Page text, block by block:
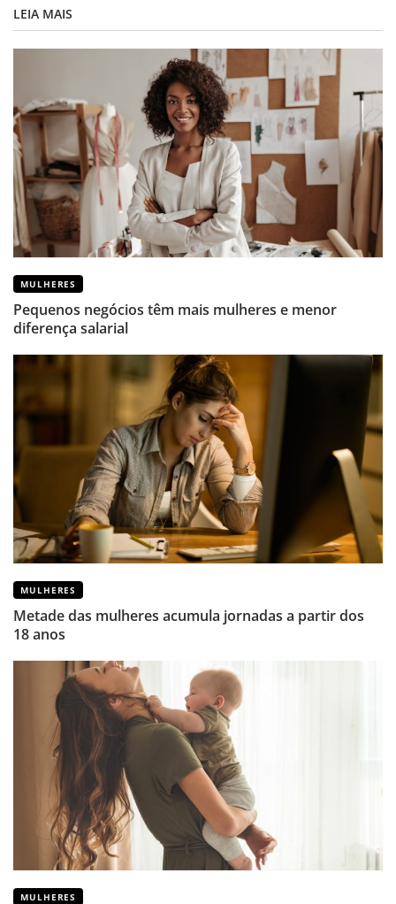
LEIA MAIS
MULHERES
Pequenos negócios têm mais mulheres e menor
diferença salarial
MULHERES
Metade das mulheres acumula jornadas a partir dos
18 anos
MULHERES